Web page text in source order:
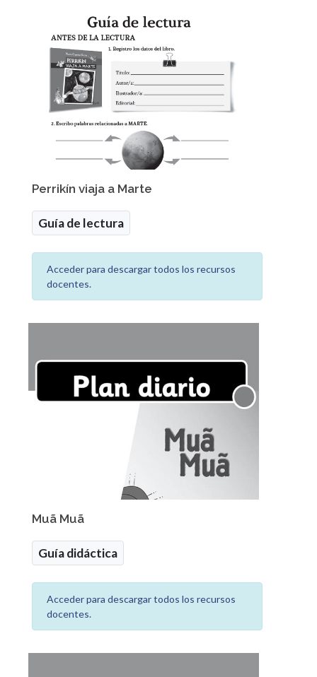
Perrikín viaja a Marte
Guía de lectura
Acceder para descargar todos los recursos
docentes.
Muã Muã
Guía didáctica
Acceder para descargar todos los recursos
docentes.